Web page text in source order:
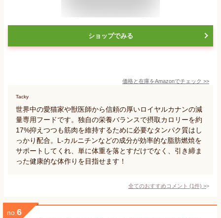
ショップでみる
価格と在庫をAmazonでチェック >>
Tacky
世界中の愛猫家や獣医師から信頼の厚いロイヤルカナンの減
量専用フードです。独自の栄養バランスで摂取カロリーを約
17%抑えつつも筋肉を維持するために必要なタンパク質はし
っかり配合。L-カルニチンなどの成分が効率的な脂肪燃焼を
サポートしてくれ、単に体重を落とすだけでなく、引き締ま
った健康的な体作りを目指せます！
全てのおすすめコメント (1件) >
no. 6